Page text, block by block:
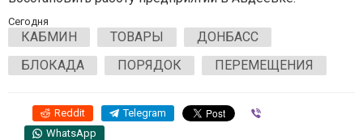
Сегодня
КАБМИН ТОВАРЫ
ДОНБАСС
БЛОКАДА
ПОРЯДОК ПЕРЕМЕЩЕНИЯ
Reddit Telegram
WhatsApp